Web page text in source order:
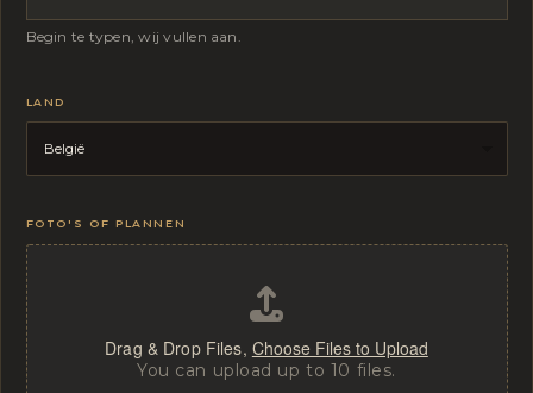
Begin te typen, wij vullen aan.
LAND
FOTO'S OF PLANNEN
Drag & Drop Files, Choose Files to Upload
You can upload up to 10 files.